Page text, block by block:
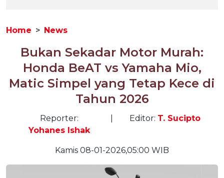
Home News
Bukan Sekadar Motor Murah:
Honda BeAT vs Yamaha Mio,
Matic Simpel yang Tetap Kece di
Tahun 2026
Reporter:
Yohanes Ishak
Editor: T. Sucipto
Kamis 08-01-2026,05:00 WIB